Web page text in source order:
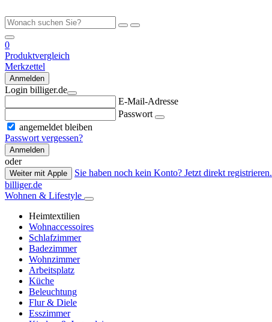
0
Produktvergleich
Merkzettel
Anmelden
Login billiger.de
E-Mail-Adresse
Passwort
angemeldet bleiben
Passwort vergessen?
Anmelden
oder
Weiter mit Apple
Sie haben noch kein Konto? Jetzt direkt registrieren.
billiger.de
Wohnen & Lifestyle
Heimtextilien
Wohnaccessoires
Schlafzimmer
Badezimmer
Wohnzimmer
Arbeitsplatz
Küche
Beleuchtung
Flur & Diele
Esszimmer